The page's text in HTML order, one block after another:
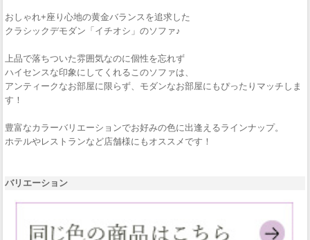
おしゃれ+座り心地の黄金バランスを追求した
クラシックデモダン「イチオシ」のソファ♪
上品で落ちついた雰囲気なのに個性を忘れず
ハイセンスな印象にしてくれるこのソファは、
アンティークなお部屋に限らず、モダンなお部屋にもぴったりマッチしま
す！
豊富なカラーバリエーションでお好みの色に出逢えるラインナップ。
ホテルやレストランなど店舗様にもオススメです！
バリエーション